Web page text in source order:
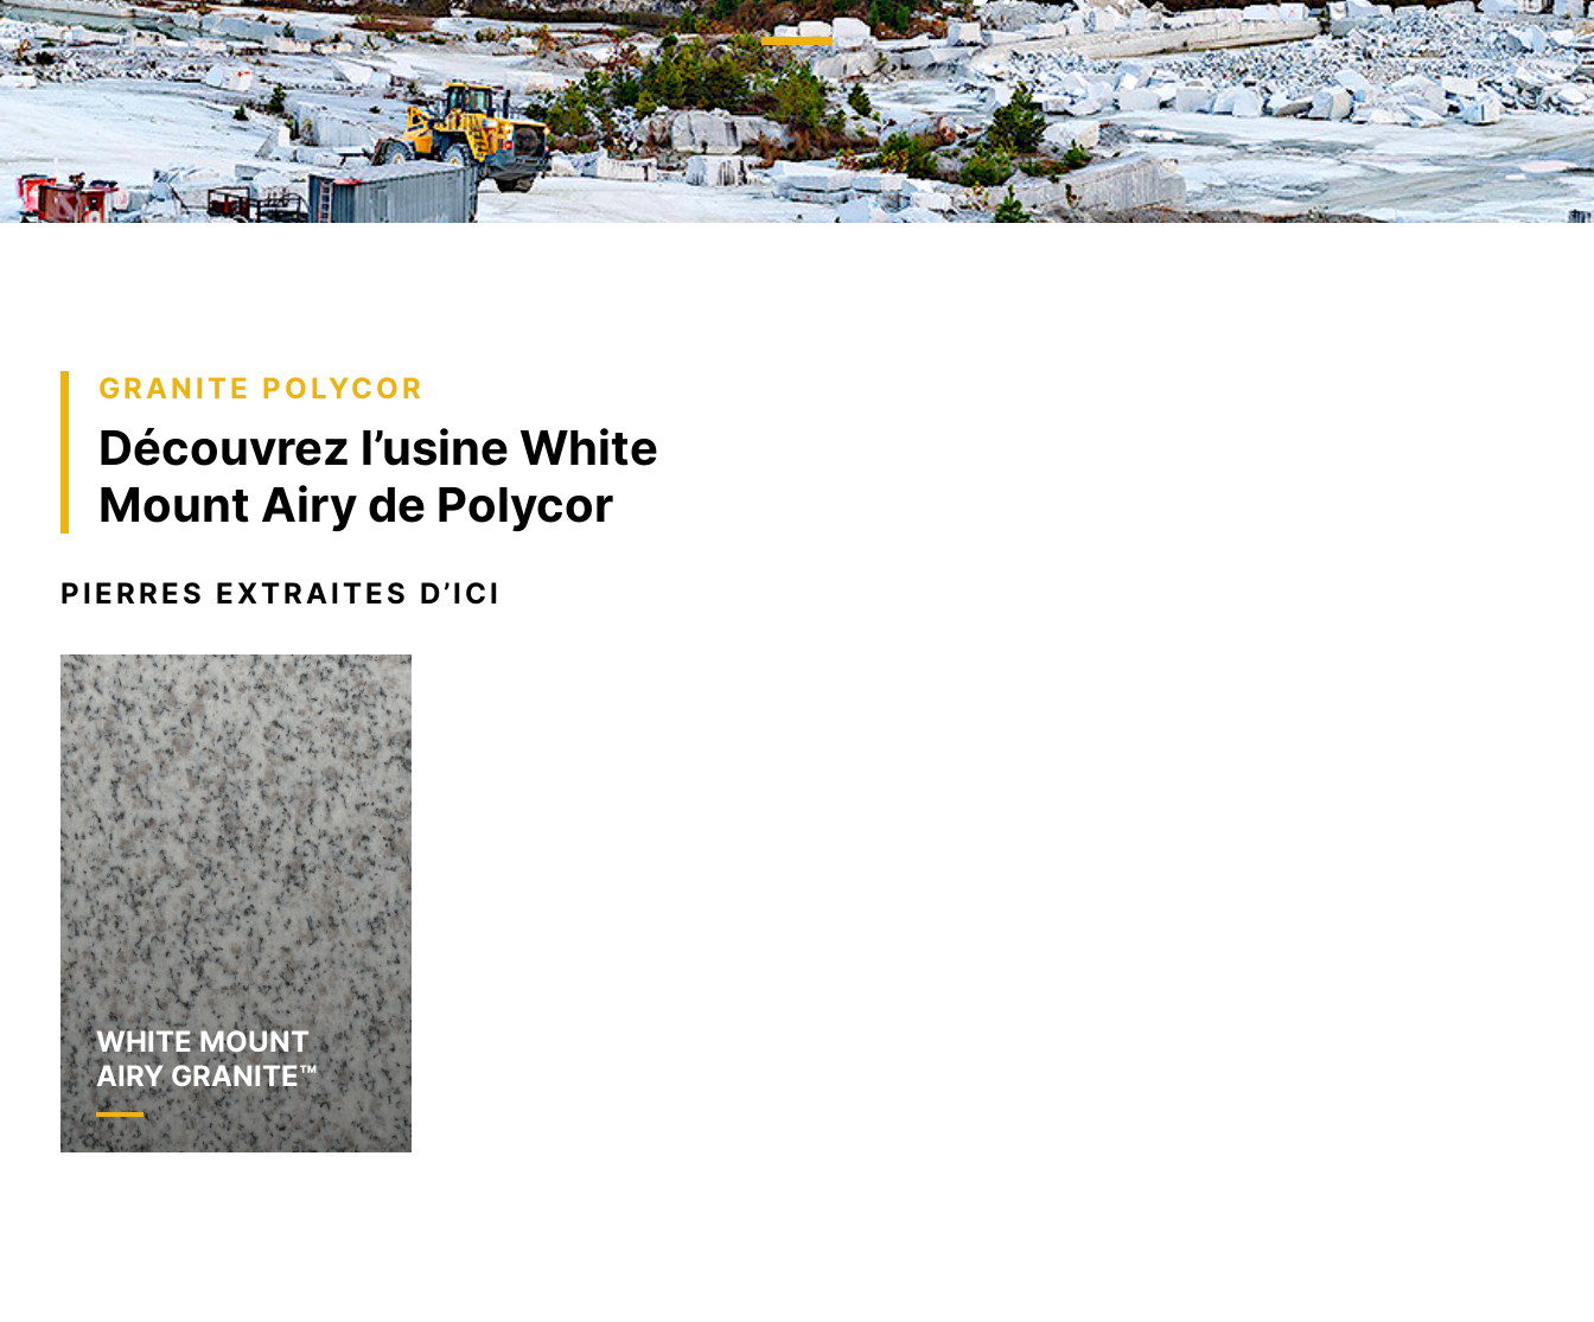
Développement durable
Indiana Limestone Company
Georgia Marble Company
North Carolina Granite Corporation
Rocamat
Monuments historiques
Projets sur mesure
Allées et terrasses
Marches massives et marches
Murets et couronnements
Textures numériques pour
tranches complètes
Maquettes numériques
Échantillons numériques
Tableaux d’ambiance
GRANITE POLYCOR
Découvrez l’usine White
Mount Airy de Polycor
PIERRES EXTRAITES D’ICI
WHITE MOUNT
AIRY GRANITE™